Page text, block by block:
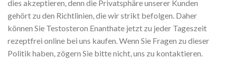
dies akzeptieren, denn die Privatsphäre unserer Kunden
gehört zu den Richtlinien, die wir strikt befolgen. Daher
können Sie Testosteron Enanthate jetzt zu jeder Tageszeit
rezeptfrei online bei uns kaufen. Wenn Sie Fragen zu dieser
Politik haben, zögern Sie bitte nicht, uns zu kontaktieren.